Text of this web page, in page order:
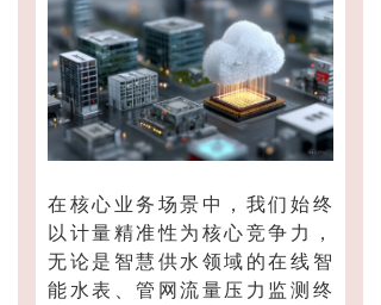
在核心业务场景中，我们始终
以计量精准性为核心竞争力，
无论是智慧供水领域的在线智
能水表、管网流量压力监测终